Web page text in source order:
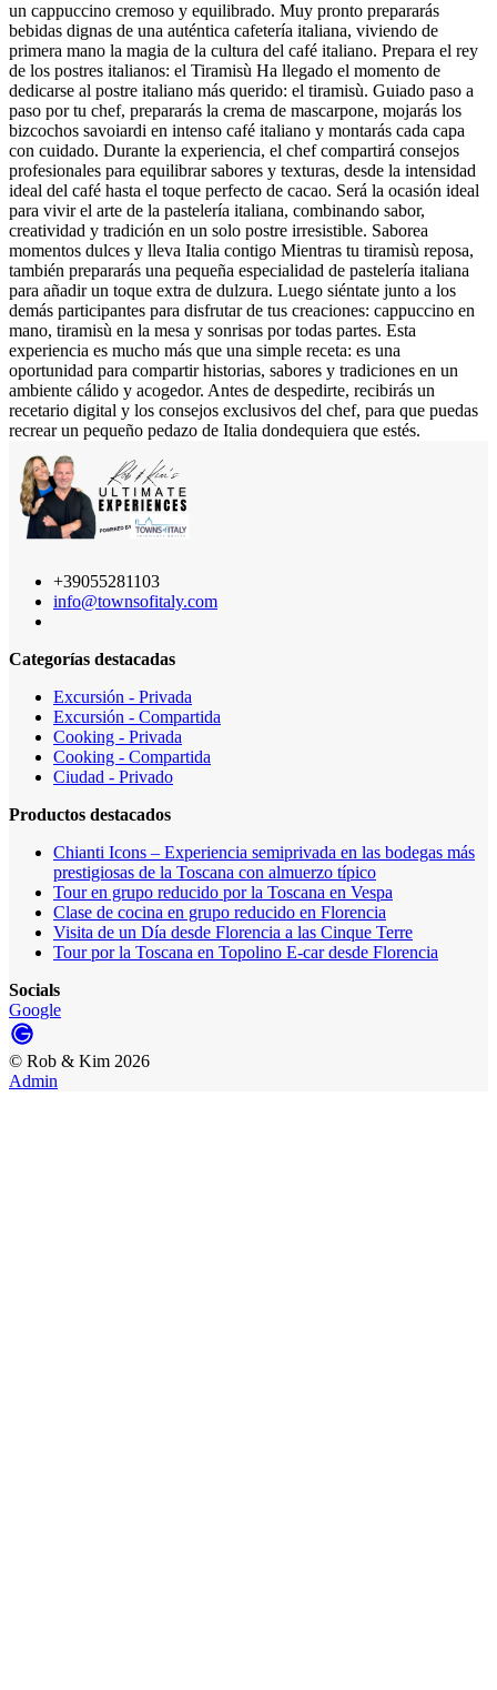
un cappuccino cremoso y equilibrado. Muy pronto prepararás
bebidas dignas de una auténtica cafetería italiana, viviendo de
primera mano la magia de la cultura del café italiano. Prepara el rey
de los postres italianos: el Tiramisù Ha llegado el momento de
dedicarse al postre italiano más querido: el tiramisù. Guiado paso a
paso por tu chef, prepararás la crema de mascarpone, mojarás los
bizcochos savoiardi en intenso café italiano y montarás cada capa
con cuidado. Durante la experiencia, el chef compartirá consejos
profesionales para equilibrar sabores y texturas, desde la intensidad
ideal del café hasta el toque perfecto de cacao. Será la ocasión ideal
para vivir el arte de la pastelería italiana, combinando sabor,
creatividad y tradición en un solo postre irresistible. Saborea
momentos dulces y lleva Italia contigo Mientras tu tiramisù reposa,
también prepararás una pequeña especialidad de pastelería italiana
para añadir un toque extra de dulzura. Luego siéntate junto a los
demás participantes para disfrutar de tus creaciones: cappuccino en
mano, tiramisù en la mesa y sonrisas por todas partes. Esta
experiencia es mucho más que una simple receta: es una
oportunidad para compartir historias, sabores y tradiciones en un
ambiente cálido y acogedor. Antes de despedirte, recibirás un
recetario digital y los consejos exclusivos del chef, para que puedas
recrear un pequeño pedazo de Italia dondequiera que estés.
+39055281103
info@townsofitaly.com
Categorías destacadas
Excursión - Privada
Excursión - Compartida
Cooking - Privada
Cooking - Compartida
Ciudad - Privado
Productos destacados
Chianti Icons – Experiencia semiprivada en las bodegas más
prestigiosas de la Toscana con almuerzo típico
Tour en grupo reducido por la Toscana en Vespa
Clase de cocina en grupo reducido en Florencia
Visita de un Día desde Florencia a las Cinque Terre
Tour por la Toscana en Topolino E-car desde Florencia
Socials
Google
© Rob & Kim 2026
Admin